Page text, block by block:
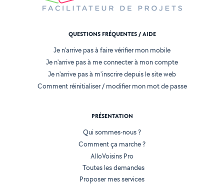
QUESTIONS FRÉQUENTES / AIDE
Je n'arrive pas à faire vérifier mon mobile
Je n'arrive pas à me connecter à mon compte
Je n'arrive pas à m'inscrire depuis le site web
Comment réinitialiser / modifier mon mot de passe
PRÉSENTATION
Qui sommes-nous ?
Comment ça marche ?
AlloVoisins Pro
Toutes les demandes
Proposer mes services